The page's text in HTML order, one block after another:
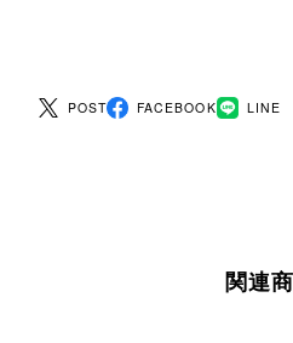
POST FACEBOOK LINE
関連